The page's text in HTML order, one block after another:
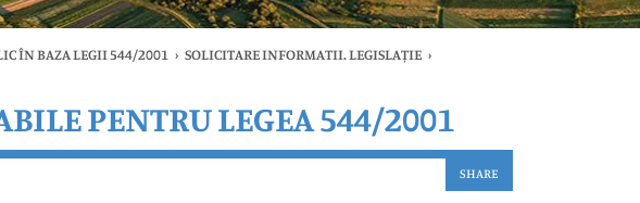
ÎN BAZA LEGII 544/2001 › SOLICITARE INFORMATII. LEGISLAȚIE ›
PENTRU LEGEA 544/2001
SHARE